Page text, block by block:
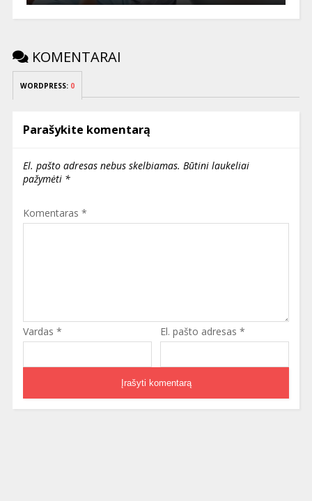
KOMENTARAI
WORDPRESS: 0
Parašykite komentarą
El. pašto adresas nebus skelbiamas. Būtini laukeliai
pažymėti *
Komentaras *
Vardas * El. pašto adresas *